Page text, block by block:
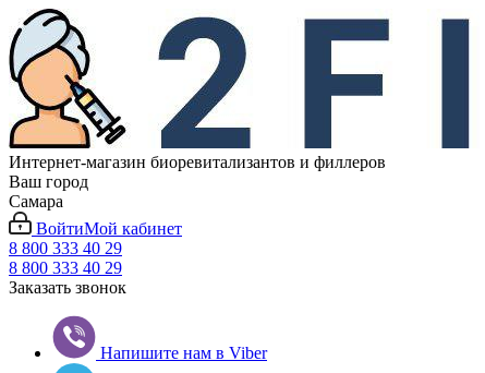
Интернет-магазин биоревитализантов и филлеров
Ваш город
Самара
ВойтиМой кабинет
8 800 333 40 29
8 800 333 40 29
Заказать звонок
Напишите нам в Viber